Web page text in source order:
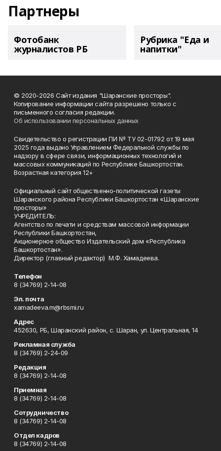
Партнеры
Фотобанк
журналистов РБ
Рубрика "Еда и
напитки"
© 2020-2026 Сайт издания "Шаранские просторы".
Копирование информации сайта разрешено только с
письменного согласия редакции.
Об использовании персональных данных
Свидетельство о регистрации ПИ № ТУ 02-01792 от 19 мая
2025 года выдано Управлением Федеральной службы по
надзору в сфере связи, информационных технологий и
массовых коммуникаций по Республике Башкортостан.
Возрастная категория 12+
Официальный сайт общественно-политической газеты
Шаранского района Республики Башкортостан «Шаранские
просторы»
УЧРЕДИТЕЛЬ:
Агентство по печати и средствам массовой информации
Республики Башкортостан,
Акционерное общество Издательский дом «Республика
Башкортостан».
Директор (главный редактор) М.Ф. Хамадеева.
Телефон
8 (34769) 2-14-08
Эл. почта
xamadeeva.m@rbsmi.ru
Адрес
452630, РБ, Шаранский район, с. Шаран, ул. Центральная, 14
Рекламная служба
8 (34769) 2-24-09
Редакция
8 (34769) 2-14-08
Приемная
8 (34769) 2-14-08
Сотрудничество
8 (34769) 2-14-08
Отдел кадров
8 (34769) 2-14-08